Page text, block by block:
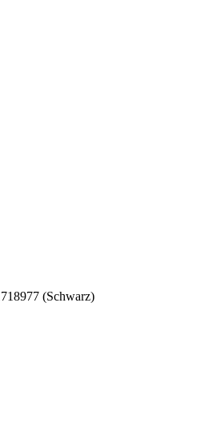
(Schwarz)